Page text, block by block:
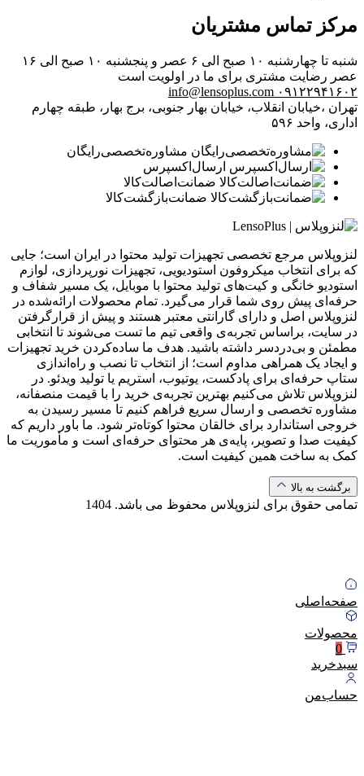
مرکز تماس مشتریان
شنبه تا چهارشنبه ۱۰ صبح الی ۶ عصر و پنجشنبه ۱۰ صبح الی ۱۶
عصر رضایت مشتری برای ما در اولویت است
۰۹۱۲۲۹۴۱۶۰۲ info@lensoplus.com
تهران ،خیابان انقلاب، خیابان بهار جنوبی، برج بهار، طبقه چهارم
اداری، واحد ۵۹۶
مشاوره‌تخصصی‌رایگان
ارسال‌اکسپرس
ضمانت‌اصالت‌کالا
ضمانت‌بازگشت‌کالا
لنزوپلاس مرجع تخصصی تجهیزات تولید محتوا در ایران است؛ جایی
که برای انتخاب میکروفون استودیویی، تجهیزات نورپردازی، لوازم
استودیو خانگی و کیت‌های تولید محتوا با موبایل، یک مسیر شفاف و
حرفه‌ای پیش روی شما قرار می‌گیرد. تمام محصولات ارائه‌شده در
لنزوپلاس اصل و دارای گارانتی معتبر هستند و پیش از قرارگرفتن
در سایت، براساس تجربه‌ی واقعی تیم ما تست می‌شوند تا انتخابی
مطمئن و بی‌دردسر داشته باشید. هدف ما ساده‌کردن خرید تجهیزات
و ایجاد یک همراهی مداوم است؛ از انتخاب تا نصب و راه‌اندازی
ستاپ حرفه‌ای برای پادکست، یوتیوب، استریم یا تولید ویدئو. در
لنزوپلاس تلاش می‌کنیم بهترین تجربه‌ی خرید را با قیمت منصفانه،
مشاوره تخصصی و ارسال سریع فراهم کنیم تا مسیر رسیدن به
خروجی استاندارد برای خالقان محتوا کوتاه‌تر شود. ما باور داریم که
کیفیت صدا و تصویر، پایه‌ی هر محتوای حرفه‌ای است و مأموریت ما
کمک به ساخت همین کیفیت است.
برگشت به بالا
تمامی حقوق برای لنزوپلاس محفوظ می باشد. 1404
صفحه‌اصلی
محصولات
0
سبد‌خرید
حساب‌من